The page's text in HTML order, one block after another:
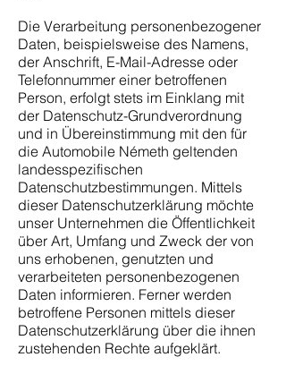
Die Verarbeitung personenbezogener
Daten, beispielsweise des Namens,
der Anschrift, E-Mail-Adresse oder
Telefonnummer einer betroffenen
Person, erfolgt stets im Einklang mit
der Datenschutz-Grundverordnung
und in Übereinstimmung mit den für
die Automobile Németh geltenden
landesspezifischen
Datenschutzbestimmungen. Mittels
dieser Datenschutzerklärung möchte
unser Unternehmen die Öffentlichkeit
über Art, Umfang und Zweck der von
uns erhobenen, genutzten und
verarbeiteten personenbezogenen
Daten informieren. Ferner werden
betroffene Personen mittels dieser
Datenschutzerklärung über die ihnen
zustehenden Rechte aufgeklärt.